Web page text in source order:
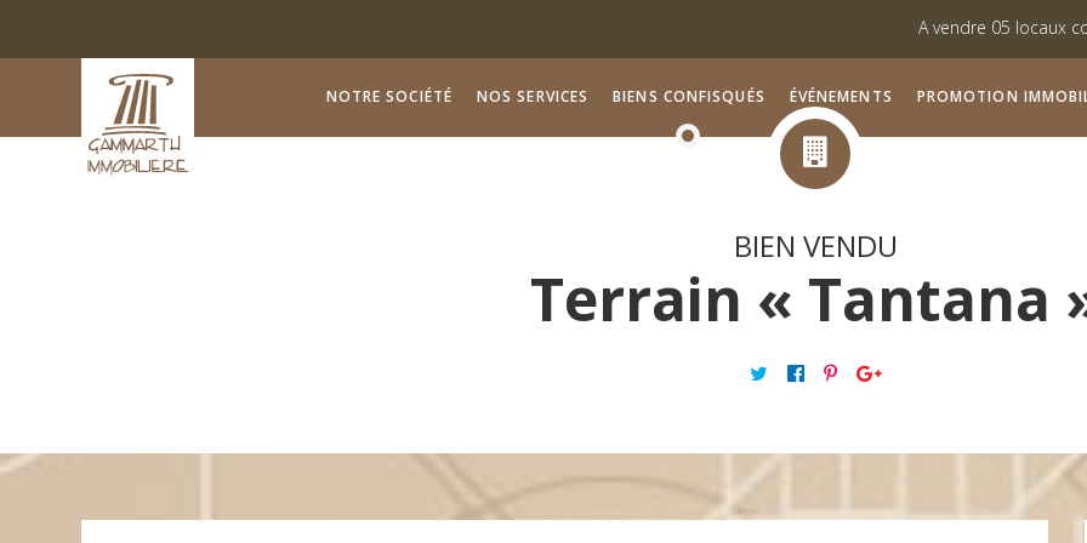
A vendre 05 locaux
Vente des lots viabilisés à
NOTRE SOCIÉTÉ NOS SERVICES BIENS CONFISQUÉS ÉVÉNEMENTS PROMOTION
BIEN VENDU
Terrain « Tantana